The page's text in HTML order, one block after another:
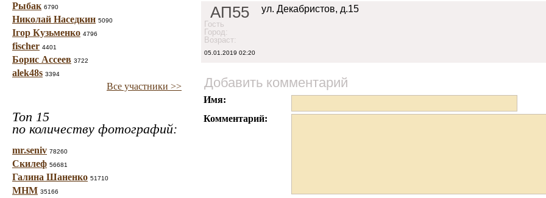
Рыбак 6790
Николай Наседкин 5090
Ігор Кузьменко 4796
fischer 4401
Борис Ассеев 3722
alek48s 3394
Все участники >>
Топ 15
по количеству фотографий:
mr.seniv 78260
Скилеф 56681
Галина Шаненко 51710
МНМ 35166
АП55
Гость
Город:
Возраст:
ул. Декабристов, д.15
05.01.2019 02:20
Добавить комментарий
Имя:
Комментарий: